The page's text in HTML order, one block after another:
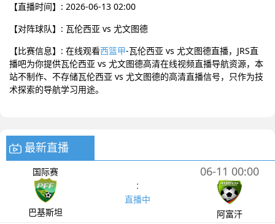
【直播时间】: 2026-06-13 02:00
【对阵球队】: 瓦伦西亚 vs 尤文图德
【比赛信息】: 在线观看西篮甲-瓦伦西亚 vs 尤文图德直播，JRS直
播吧为你提供瓦伦西亚 vs 尤文图德高清在线视频直播导航资源，本
站不制作、不存储瓦伦西亚 vs 尤文图德的高清直播信号，只作为技
术探索的导航学习用途。
最新直播
国际赛
巴基斯坦
:
直播中
06-11 00:00
阿富汗